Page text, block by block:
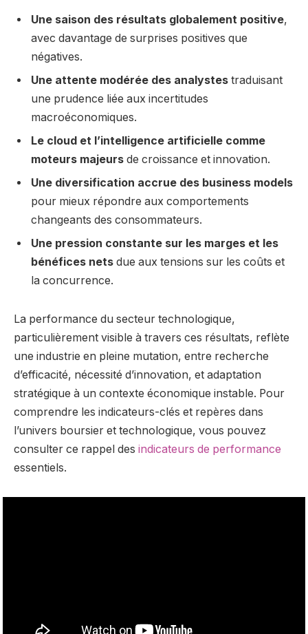
Une saison des résultats globalement positive,
avec davantage de surprises positives que
négatives.
Une attente modérée des analystes traduisant
une prudence liée aux incertitudes
macroéconomiques.
Le cloud et l’intelligence artificielle comme
moteurs majeurs de croissance et innovation.
Une diversification accrue des business models
pour mieux répondre aux comportements
changeants des consommateurs.
Une pression constante sur les marges et les
bénéfices nets due aux tensions sur les coûts et
la concurrence.
La performance du secteur technologique,
particulièrement visible à travers ces résultats, reflète
une industrie en pleine mutation, entre recherche
d’efficacité, nécessité d’innovation, et adaptation
stratégique à un contexte économique instable. Pour
comprendre les indicateurs-clés et repères dans
l’univers boursier et technologique, vous pouvez
consulter ce rappel des indicateurs de performance
essentiels.